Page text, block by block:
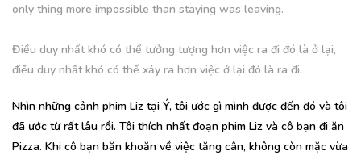
only thing more impossible than staying was leaving.
Điều duy nhất khó có thể tưởng tượng hơn việc ra đi đó là ở lại,
điều duy nhất khó có thể xảy ra hơn việc ở lại đó là ra đi.
Nhìn những cảnh phim Liz tại Ý, tôi ước gì mình được đến đó và tôi
đã ước từ rất lâu rồi. Tôi thích nhất đoạn phim Liz và cô bạn đi ăn
Pizza. Khi cô bạn băn khoăn về việc tăng cân, không còn mặc vừa